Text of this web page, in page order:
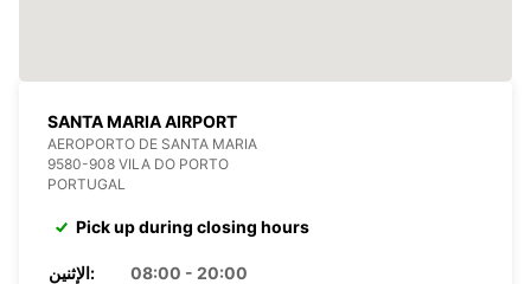
SANTA MARIA AIRPORT
AEROPORTO DE SANTA MARIA
9580-908 VILA DO PORTO
PORTUGAL
Pick up during closing hours
الإثنين:
08:00 - 20:00